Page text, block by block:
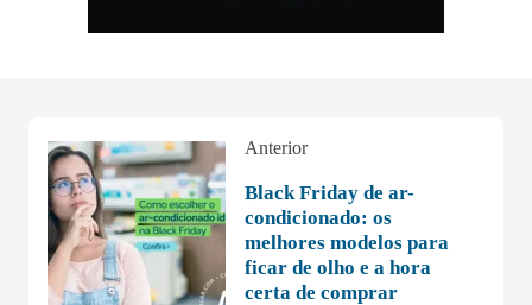
Anterior
Black Friday de ar-
condicionado: os
melhores modelos para
ficar de olho e a hora
certa de comprar